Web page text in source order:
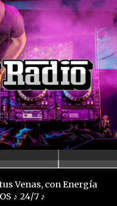
Skip to navigation
Venas, con Energía
♪ 24/7 ♪